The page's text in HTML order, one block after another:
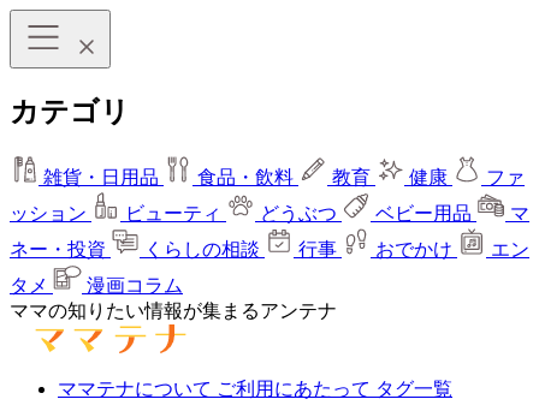
カテゴリ
雑貨・日用品 食品・飲料 教育 健康
ファ
ッション
ビューティ どうぶつ ベビー用品
マ
ネー・投資
くらしの相談 行事 おでかけ
エン
タメ
漫画コラム
ママの知りたい情報が集まるアンテナ
ママテナについて ご利用にあたって タグ一覧